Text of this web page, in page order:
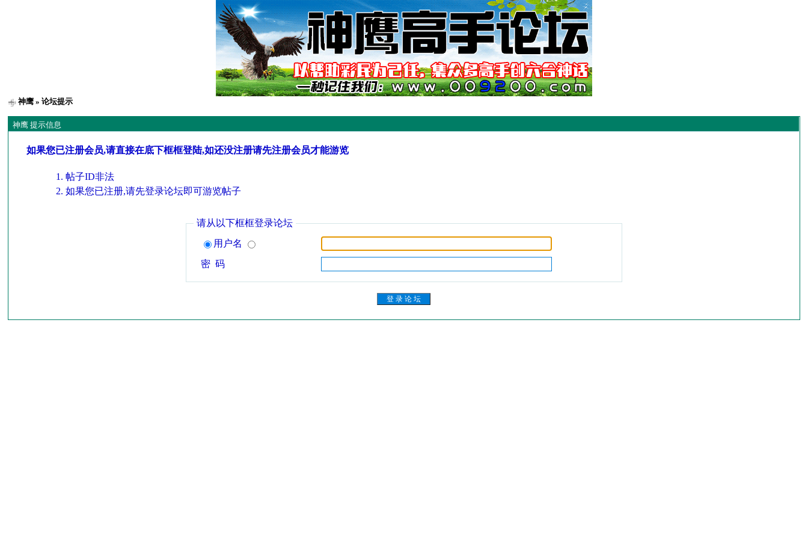
神鹰 » 论坛提示
神鹰 提示信息
如果您已注册会员,请直接在底下框框登陆,如还没注册请先注册会员才能游览
帖子ID非法
如果您已注册,请先登录论坛即可游览帖子
请从以下框框登录论坛
用户名
密 码